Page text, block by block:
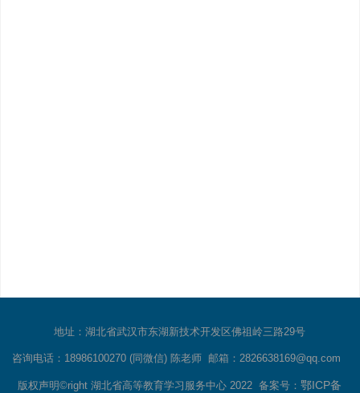
地址：湖北省武汉市东湖新技术开发区佛祖岭三路29号
咨询电话：18986100270 (同微信) 陈老师 邮箱：2826638169@qq.com
版权声明©right 湖北省高等教育学习服务中心 2022 备案号：鄂ICP备